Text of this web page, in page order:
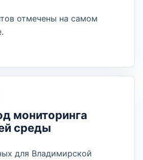
отмечены на самом
мониторинга
среды
для Владимирской